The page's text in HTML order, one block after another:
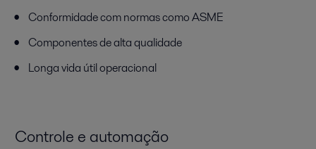
Conformidade com normas como ASME
Componentes de alta qualidade
Longa vida útil operacional
Controle e automação